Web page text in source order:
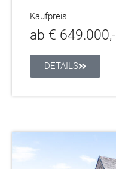
Kaufpreis
ab € 649.000,-
DETAILS